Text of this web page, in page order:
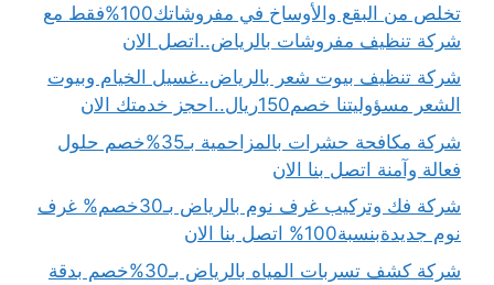
تخلص من البقع والأوساخ في مفروشاتك100%فقط مع
شركة تنظيف مفروشات بالرياض..اتصل الان
شركة تنظيف بيوت شعر بالرياض..غسيل الخيام وبيوت
الشعر مسؤوليتنا خصم150ريال..احجز خدمتك الان
شركة مكافحة حشرات بالمزاحمية بـ35%خصم حلول
فعالة وآمنة اتصل بنا الان
شركة فك وتركيب غرف نوم بالرياض بـ30خصم% غرف
نوم جديدةبنسبة100% اتصل بنا الان
شركة كشف تسربات المياه بالرياض بـ30%خصم بدقة